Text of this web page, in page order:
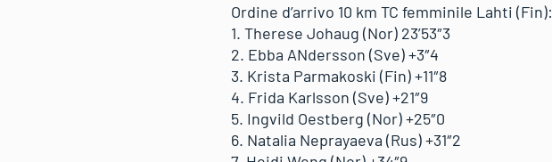
Ordine d’arrivo 10 km TC femminile Lahti (Fin):
1. Therese Johaug (Nor) 23’53″3
2. Ebba ANdersson (Sve) +3″4
3. Krista Parmakoski (Fin) +11″8
4. Frida Karlsson (Sve) +21″9
5. Ingvild Oestberg (Nor) +25″0
6. Natalia Neprayaeva (Rus) +31″2